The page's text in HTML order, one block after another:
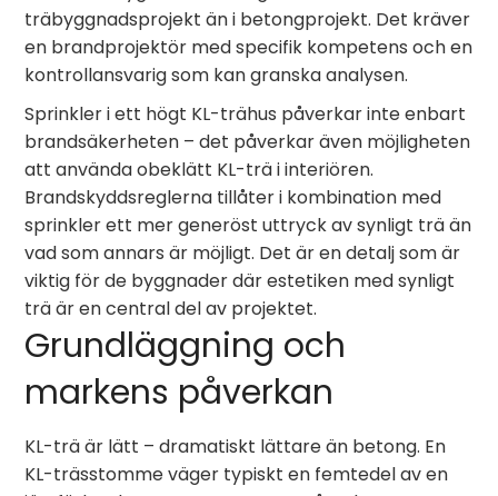
träbyggnadsprojekt än i betongprojekt. Det kräver
en brandprojektör med specifik kompetens och en
kontrollansvarig som kan granska analysen.
Sprinkler i ett högt KL-trähus påverkar inte enbart
brandsäkerheten – det påverkar även möjligheten
att använda obeklätt KL-trä i interiören.
Brandskyddsreglerna tillåter i kombination med
sprinkler ett mer generöst uttryck av synligt trä än
vad som annars är möjligt. Det är en detalj som är
viktig för de byggnader där estetiken med synligt
trä är en central del av projektet.
Grundläggning och
markens påverkan
KL-trä är lätt – dramatiskt lättare än betong. En
KL-trässtomme väger typiskt en femtedel av en